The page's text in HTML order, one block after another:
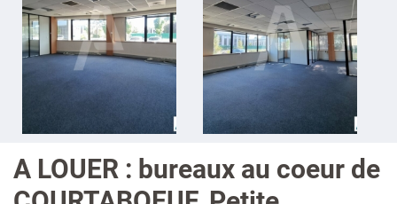
A LOUER : bureaux au coeur de